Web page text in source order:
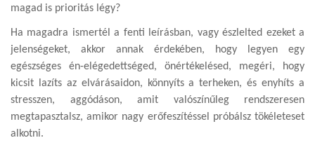
magad is prioritás légy?
Ha magadra ismertél a fenti leírásban, vagy észlelted ezeket a
jelenségeket, akkor annak érdekében, hogy legyen egy
egészséges én-elégedettséged, önértékelésed, megéri, hogy
kicsit lazíts az elvárásaidon, könnyíts a terheken, és enyhíts a
stresszen, aggódáson, amit valószínűleg rendszeresen
megtapasztalsz, amikor nagy erőfeszítéssel próbálsz tökéleteset
alkotni.